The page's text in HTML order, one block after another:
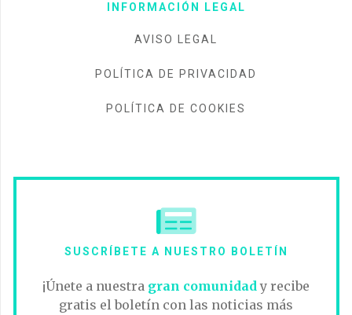
INFORMACIÓN LEGAL
AVISO LEGAL
POLÍTICA DE PRIVACIDAD
POLÍTICA DE COOKIES
SUSCRÍBETE A NUESTRO BOLETÍN
¡Únete a nuestra gran comunidady recibe
gratis el boletín con las noticias más